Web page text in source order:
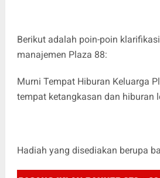
Berikut adalah poin-poin
manajemen Plaza 88:
Murni Tempat Hiburan Keluarga
tempat ketangkasan dan hiburan
Hadiah yang disediakan berupa